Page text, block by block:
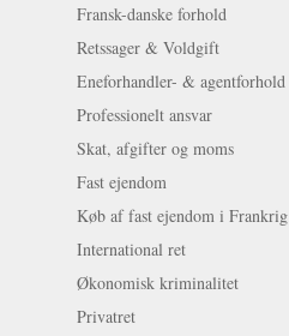
Fransk-danske forhold
Retssager & Voldgift
Eneforhandler- & agentforhold
Professionelt ansvar
Skat, afgifter og moms
Fast ejendom
Køb af fast ejendom i Frankrig
International ret
Økonomisk kriminalitet
Privatret